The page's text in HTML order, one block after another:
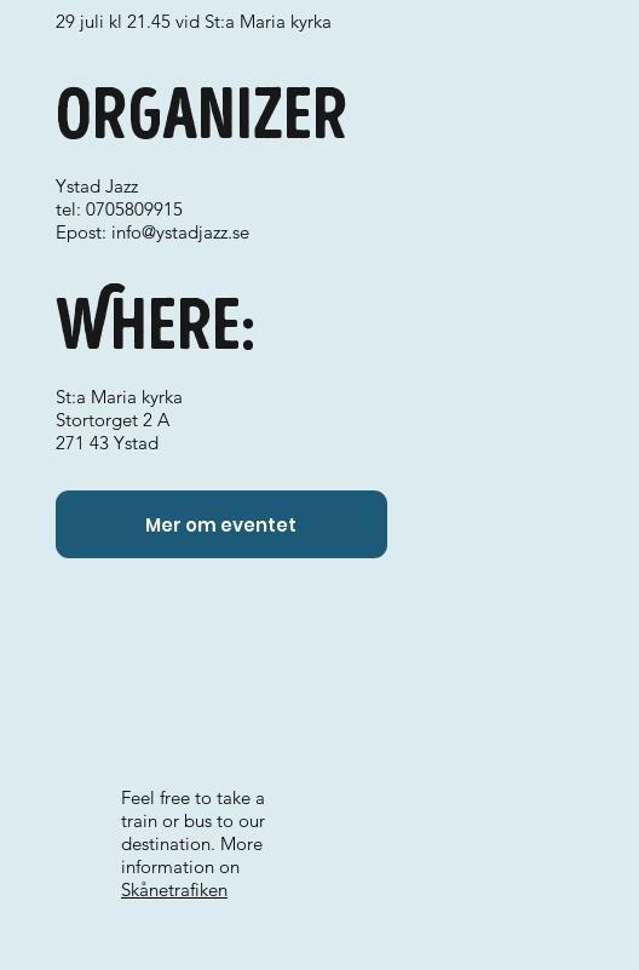
Where:
Organizer
Ystad Jazz
tel: 0705809915
Epost: info@ystadjazz.se
St:a Maria kyrka
Stortorget 2 A
271 43 Ystad
29 juli kl 21.45 vid St:a Maria kyrka
Mer om eventet
Feel free to take a
train or bus to our
destination. More
information on
Skånetrafiken